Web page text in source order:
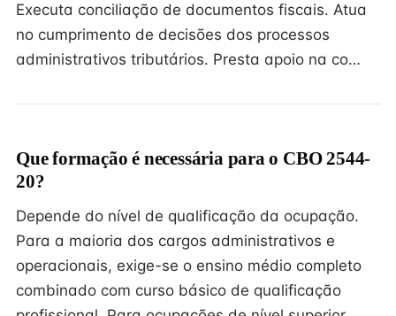
Executa conciliação de documentos fiscais. Atua
no cumprimento de decisões dos processos
administrativos tributários. Presta apoio na co…
Que formação é necessária para o CBO 2544-
20?
Depende do nível de qualificação da ocupação.
Para a maioria dos cargos administrativos e
operacionais, exige-se o ensino médio completo
combinado com curso básico de qualificação